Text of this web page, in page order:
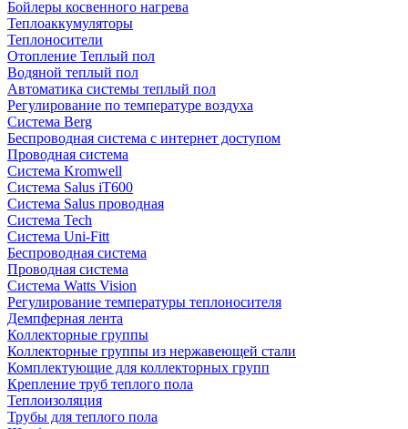
Бойлеры косвенного нагрева
Теплоаккумуляторы
Теплоносители
Отопление Теплый пол
Водяной теплый пол
Автоматика системы теплый пол
Регулирование по температуре воздуха
Система Berg
Беспроводная система с интернет доступом
Проводная система
Система Kromwell
Система Salus iT600
Система Salus проводная
Система Tech
Система Uni-Fitt
Беспроводная система
Проводная система
Система Watts Vision
Регулирование температуры теплоносителя
Демпферная лента
Коллекторные группы
Коллекторные группы из нержавеющей стали
Комплектующие для коллекторных групп
Крепление труб теплого пола
Теплоизоляция
Трубы для теплого пола